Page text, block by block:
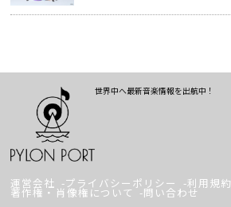
世界中へ最新音楽情報を出航中！
運営会社 プライバシーポリシー 利用規約
著作権・肖像権について 問い合わせ